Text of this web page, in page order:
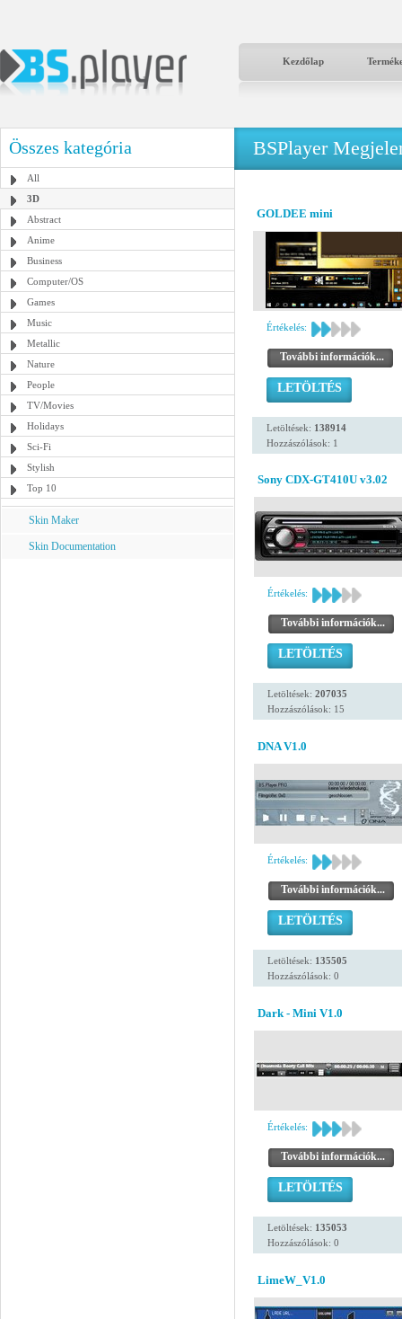
Kezdőlap
Összes kategória
All
3D
Abstract
Anime
Business
Computer/OS
Games
Music
Metallic
Nature
People
TV/Movies
Holidays
Sci-Fi
Stylish
Top 10
Skin Maker
Skin Documentation
BSPlayer
GOLDEE mini
Értékelés:
További információk...
LETÖLTÉS
Letöltések: 138914
Hozzászólások: 1
Sony CDX-GT410U v3.02
Értékelés:
További információk...
LETÖLTÉS
Letöltések: 207035
Hozzászólások: 15
DNA V1.0
Értékelés:
További információk...
LETÖLTÉS
Letöltések: 135505
Hozzászólások: 0
Dark - Mini V1.0
Értékelés:
További információk...
LETÖLTÉS
Letöltések: 135053
Hozzászólások: 0
LimeW_V1.0